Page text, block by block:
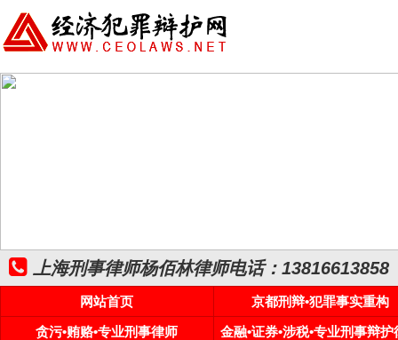
上海刑事律师杨佰林律师电话：13816613858
网站首页
京都刑辩•犯罪事实重构
贪污•贿赂•专业刑事律师
金融•证券•涉税•专业刑事辩护